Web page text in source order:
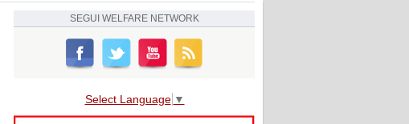
SEGUI WELFARE NETWORK
Select Language ▼